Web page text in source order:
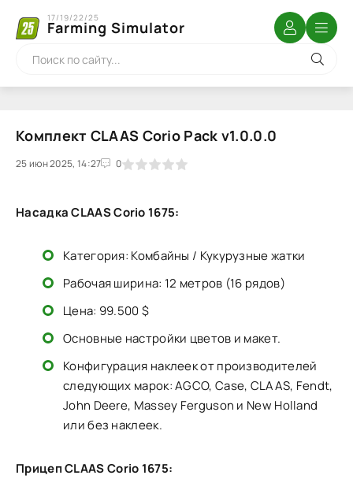
Farming Simulator
17/19/22/25
Комплект CLAAS Corio Pack v1.0.0.0
25 июн 2025, 14:27 0
1 2 3 4 5
Насадка CLAAS Corio 1675:
Категория: Комбайны / Кукурузные жатки
Рабочая ширина: 12 метров (16 рядов)
Цена: 99.500 $
Основные настройки цветов и макет.
Конфигурация наклеек от производителей
следующих марок: AGCO, Case, CLAAS, Fendt,
John Deere, Massey Ferguson и New Holland
или без наклеек.
Прицеп CLAAS Corio 1675: